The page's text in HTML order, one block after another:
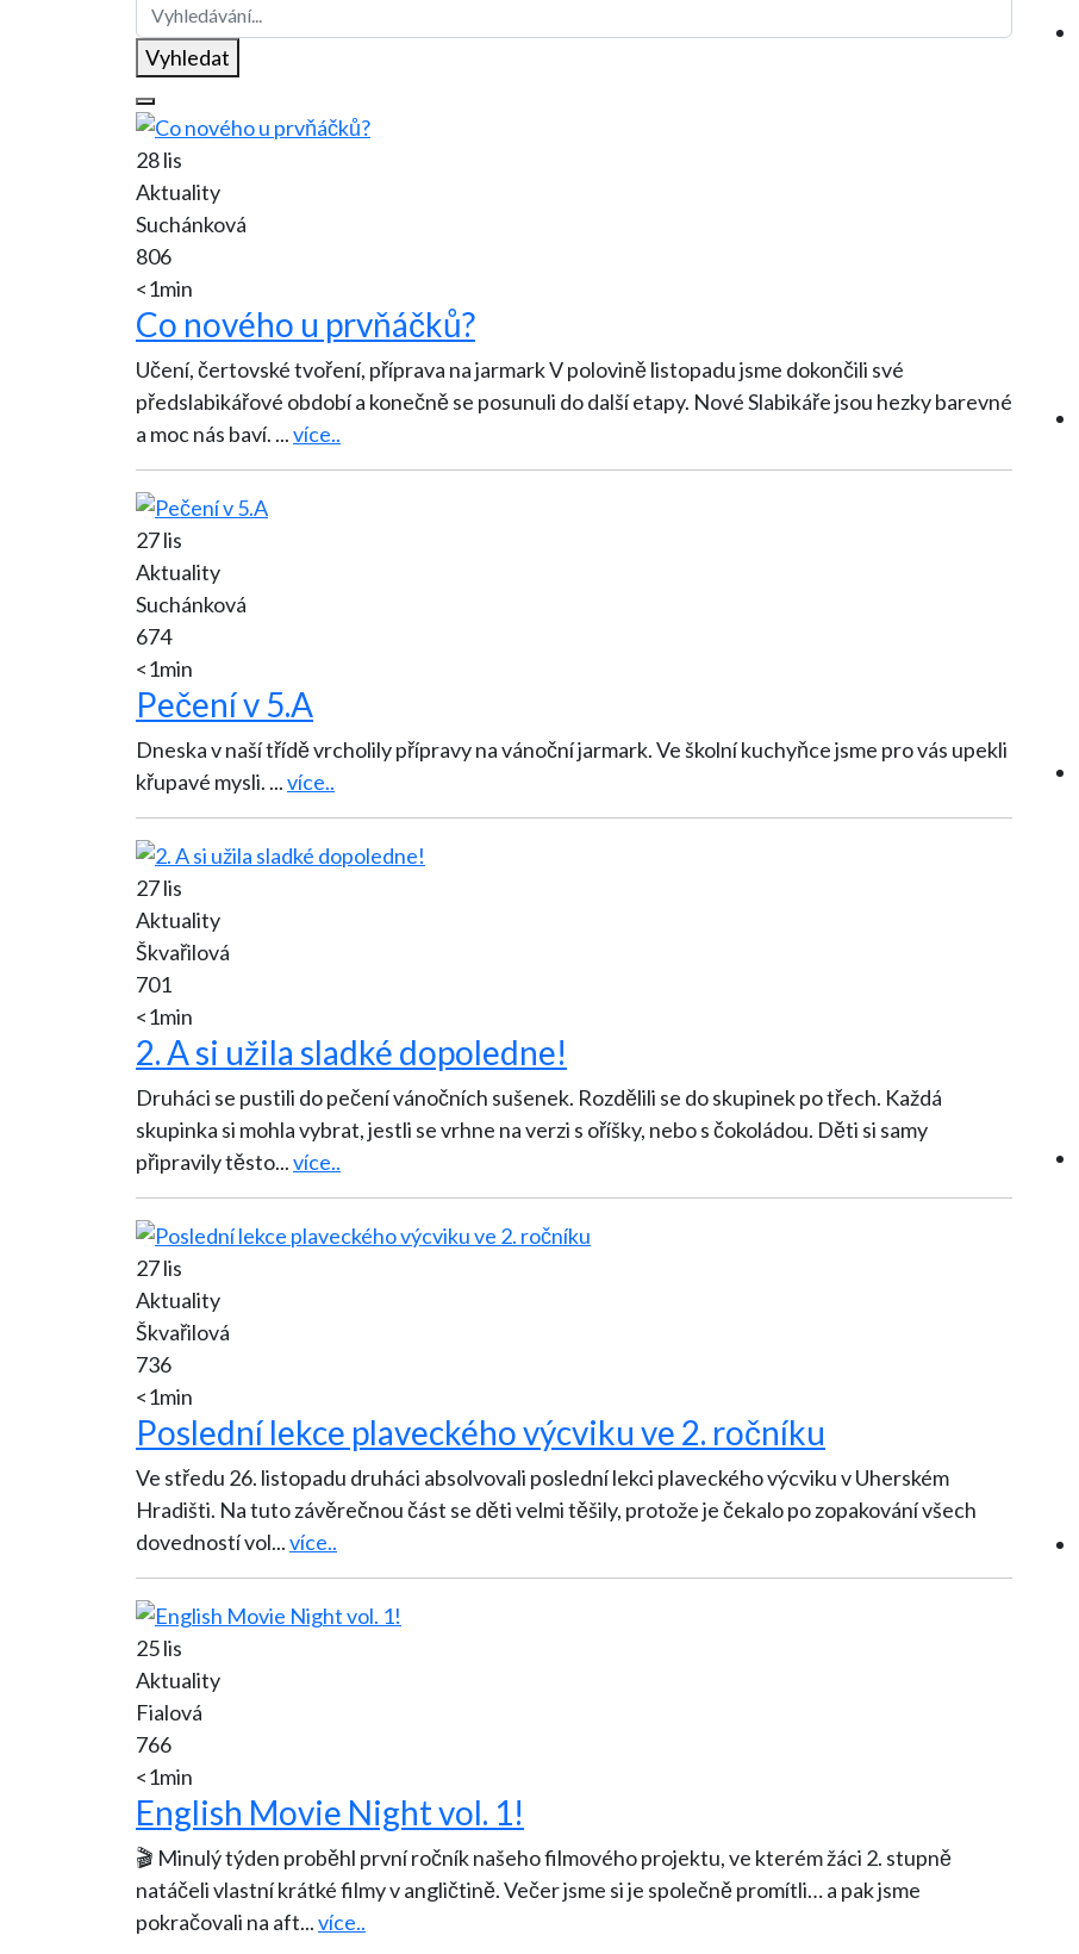
Vyhledat
28 lis
Aktuality
Suchánková
806
<1min
Co nového u prvňáčků?
Učení, čertovské tvoření, příprava na jarmark V polovině listopadu jsme dokončili své
předslabikářové období a konečně se posunuli do další etapy. Nové Slabikáře jsou hezky barevné
a moc nás baví. ...více..
27 lis
Aktuality
Suchánková
674
<1min
Pečení v 5.A
Dneska v naší třídě vrcholily přípravy na vánoční jarmark. Ve školní kuchyňce jsme pro vás upekli
křupavé mysli. ...více..
27 lis
Aktuality
Škvařilová
701
<1min
2. A si užila sladké dopoledne!
Druháci se pustili do pečení vánočních sušenek. Rozdělili se do skupinek po třech. Každá
skupinka si mohla vybrat, jestli se vrhne na verzi s oříšky, nebo s čokoládou. Děti si samy
připravily těsto...více..
27 lis
Aktuality
Škvařilová
736
<1min
Poslední lekce plaveckého výcviku ve 2. ročníku
Ve středu 26. listopadu druháci absolvovali poslední lekci plaveckého výcviku v Uherském
Hradišti. Na tuto závěrečnou část se děti velmi těšily, protože je čekalo po zopakování všech
dovedností vol...více..
25 lis
Aktuality
Fialová
766
<1min
English Movie Night vol. 1!
🎬 Minulý týden proběhl první ročník našeho filmového projektu, ve kterém žáci 2. stupně
natáčeli vlastní krátké filmy v angličtině. Večer jsme si je společně promítli… a pak jsme
pokračovali na aft...více..